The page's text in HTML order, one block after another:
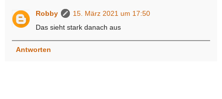
Robby
15. März 2021 um 17:50
Das sieht stark danach aus
Antworten